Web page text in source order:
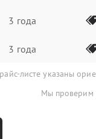
3 года
3 года
листе указаны
Мы проверим